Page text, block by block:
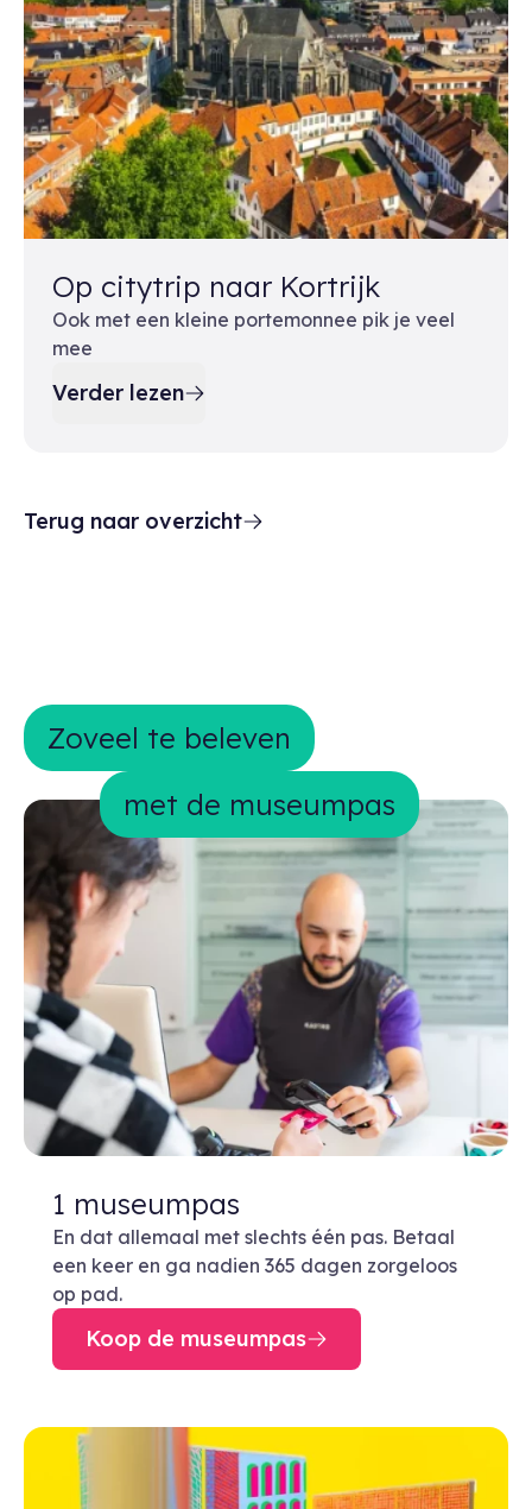
Op citytrip naar Kortrijk
Ook met een kleine portemonnee pik je veel
mee
Verder lezen
Terug naar overzicht
Zoveel te beleven met de
Zoveel te beleven
met de museumpas
1 museumpas
En dat allemaal met slechts één pas. Betaal
een keer en ga nadien 365 dagen zorgeloos
op pad.
Koop de museumpas